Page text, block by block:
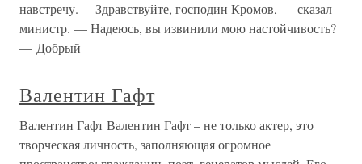
навстречу.— Здравствуйте, господин Кромов, — сказал
министр. — Надеюсь, вы извинили мою настойчивость?
— Добрый
Валентин Гафт
Валентин Гафт Валентин Гафт – не только актер, это
творческая личность, заполняющая огромное